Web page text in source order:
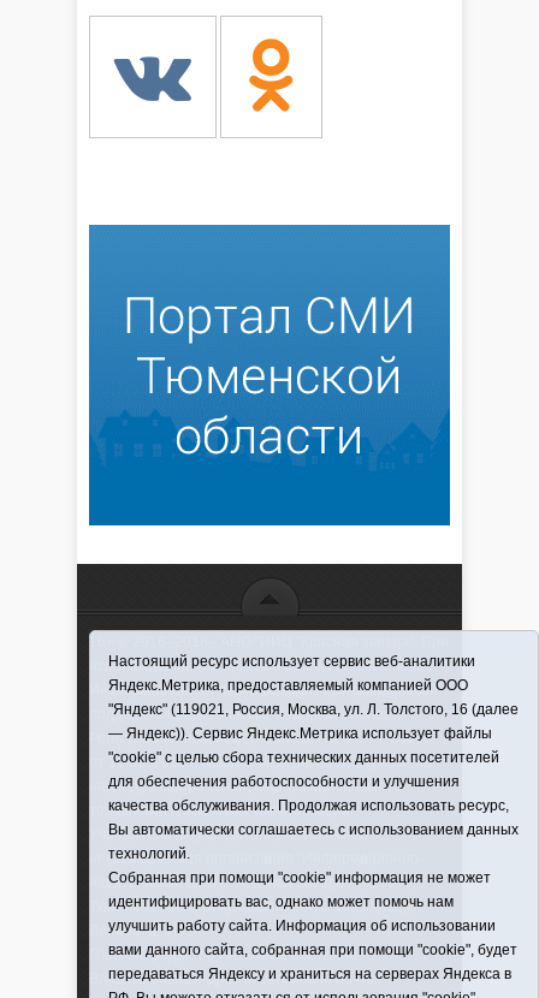
использовании материалов ссылка обязательна
Информационная лента выходит при финансовой
поддержке правительства Тюменской области
Регистрационный номер СМИ ЭЛ № ФС 77-66066
от 10.06. 2016 г. выдано Федеральной службой по
надзору в сфере связи, информационных
технологий и массовых коммуникаций.
Учредитель (соучредители) Автономная
некоммерческая организация "Информационно-
издательский центр "Красная звезда"" (627570,
Тюменская обл., Викуловский р-н, с. Викулово, ул.
Ленина, д. 5).
Главный редактор Антюхова Светлана
Владимировна. Адрес электронной почты:
Настоящий ресурс использует сервис веб-аналитики
Яндекс.Метрика, предоставляемый компанией ООО
"Яндекс" (119021, Россия, Москва, ул. Л. Толстого, 16 (далее
— Яндекс)). Сервис Яндекс.Метрика использует файлы
"cookie" с целью сбора технических данных посетителей
для обеспечения работоспособности и улучшения
качества обслуживания. Продолжая использовать ресурс,
Вы автоматически соглашаетесь с использованием данных
технологий.
Собранная при помощи "cookie" информация не может
идентифицировать вас, однако может помочь нам
улучшить работу сайта. Информация об использовании
вами данного сайта, собранная при помощи "cookie", будет
передаваться Яндексу и храниться на серверах Яндекса в